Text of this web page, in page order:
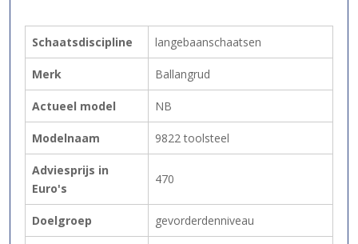
Schaatsdiscipline langebaanschaatsen
Merk Ballangrud
Actueel model NB
Modelnaam 9822 toolsteel
Adviesprijs in
Euro's
470
Doelgroep gevorderdenniveau